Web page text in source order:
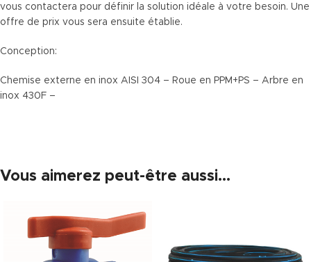
vous contactera pour définir la solution idéale à votre besoin. Une
offre de prix vous sera ensuite établie.
Conception:
Chemise externe en inox AISI 304 – Roue en PPM+PS – Arbre en
inox 430F –
Vous aimerez peut-être aussi…